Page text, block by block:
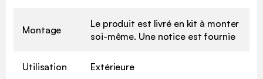
Montage
Le produit est livré en kit à monter
soi-même. Une notice est fournie
Utilisation Extérieure